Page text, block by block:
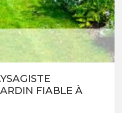
FIABLE À